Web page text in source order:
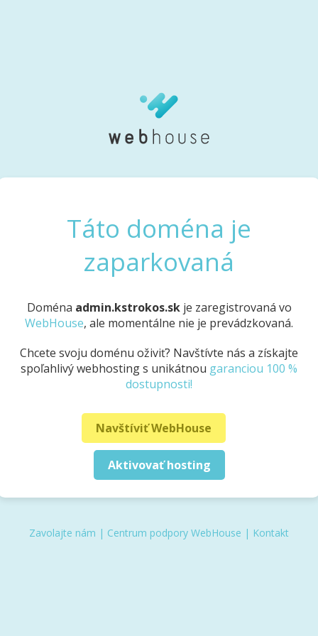
Táto doména je
zaparkovaná
Doména admin.kstrokos.skje zaregistrovaná vo
WebHouse, ale momentálne nie je prevádzkovaná.
Chcete svoju doménu oživiť? Navštívte nás a získajte
spoľahlivý webhosting s unikátnou garanciou 100 %
dostupnosti!
Navštíviť WebHouse
Aktivovať hosting
Zavolajte nám | Centrum podpory WebHouse | Kontakt